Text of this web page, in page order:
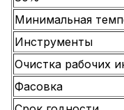
Минимальная
Инструменты
Очистка рабочих
Фасовка